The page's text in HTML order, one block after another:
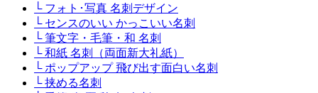
└ フォト･写真 名刺デザイン
└ センスのいい かっこいい名刺
└ 筆文字・毛筆・和 名刺
└ 和紙 名刺（両面新大礼紙）
└ ポップアップ 飛び出す面白い名刺
└ 挟める名刺